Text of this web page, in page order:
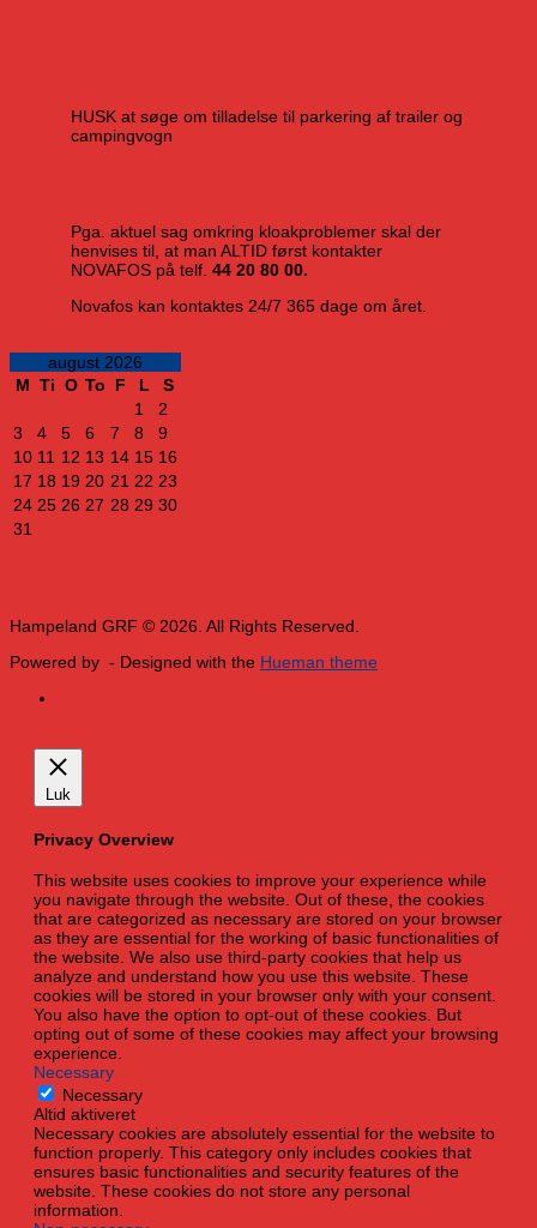
HUSK at søge om tilladelse til parkering af trailer og
campingvogn
Pga. aktuel sag omkring kloakproblemer skal der
henvises til, at man ALTID først kontakter
NOVAFOS på telf. 44 20 80 00.
Novafos kan kontaktes 24/7 365 dage om året.
august 2026
M Ti O To F L
S
1
2
3
4 5 6 7 8
9
10 11 12 13 14 15 16
17 18 19 20 21 22 23
24 25 26 27 28 29 30
31
Hampeland GRF © 2026. All Rights Reserved.
Powered by - Designed with the Hueman theme
Luk
Privacy Overview
This website uses cookies to improve your experience while
you navigate through the website. Out of these, the cookies
that are categorized as necessary are stored on your browser
as they are essential for the working of basic functionalities of
the website. We also use third-party cookies that help us
analyze and understand how you use this website. These
cookies will be stored in your browser only with your consent.
You also have the option to opt-out of these cookies. But
opting out of some of these cookies may affect your browsing
experience.
Necessary
Necessary
Altid aktiveret
Necessary cookies are absolutely essential for the website to
function properly. This category only includes cookies that
ensures basic functionalities and security features of the
website. These cookies do not store any personal
information.